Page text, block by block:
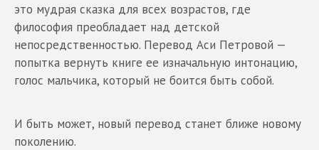
это мудрая сказка для всех возрастов, где
философия преобладает над детской
непосредственностью. Перевод Аси Петровой —
попытка вернуть книге ее изначальную интонацию,
голос мальчика, который не боится быть собой.
И быть может, новый перевод станет ближе новому
поколению.